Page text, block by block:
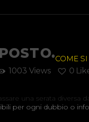
COME
1003 Views 0
una serata diversa
per ogni dubbio o